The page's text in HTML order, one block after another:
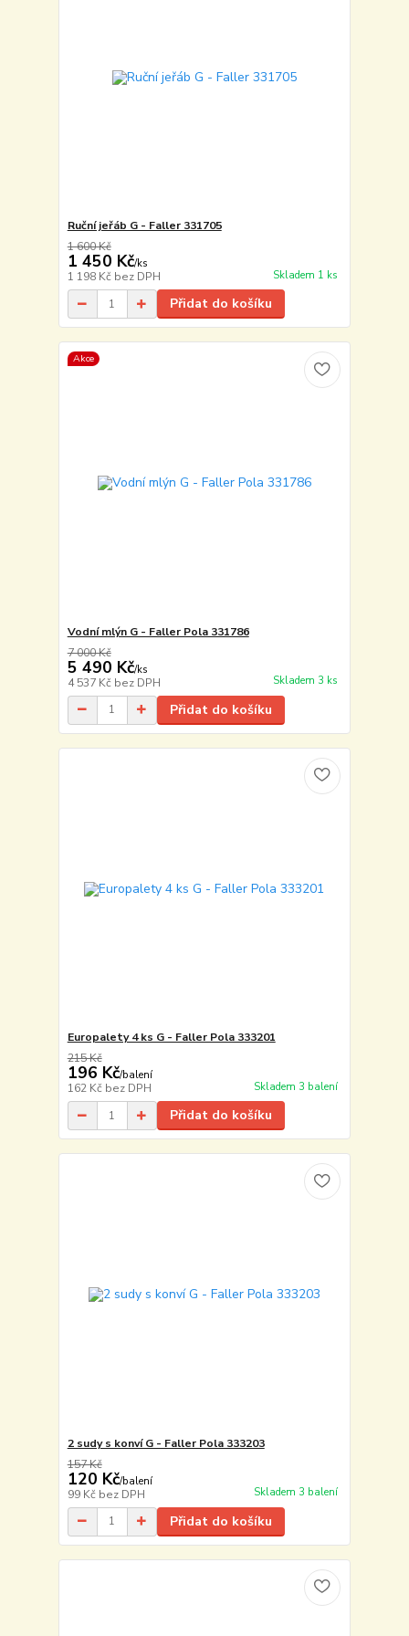
Ruční jeřáb G - Faller 331705
1 600 Kč
1 450 Kč/ks
1 198 Kč bez DPH Skladem 1 ks
Přidat do košíku
Akce
Vodní mlýn G - Faller Pola 331786
7 000 Kč
5 490 Kč/ks
4 537 Kč bez DPH Skladem 3 ks
Přidat do košíku
Europalety 4 ks G - Faller Pola 333201
215 Kč
196 Kč/balení
162 Kč bez DPH Skladem 3 balení
Přidat do košíku
2 sudy s konví G - Faller Pola 333203
157 Kč
120 Kč/balení
99 Kč bez DPH Skladem 3 balení
Přidat do košíku